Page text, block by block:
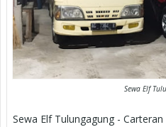
Sewa Elf
Sewa Elf Tulungagung -